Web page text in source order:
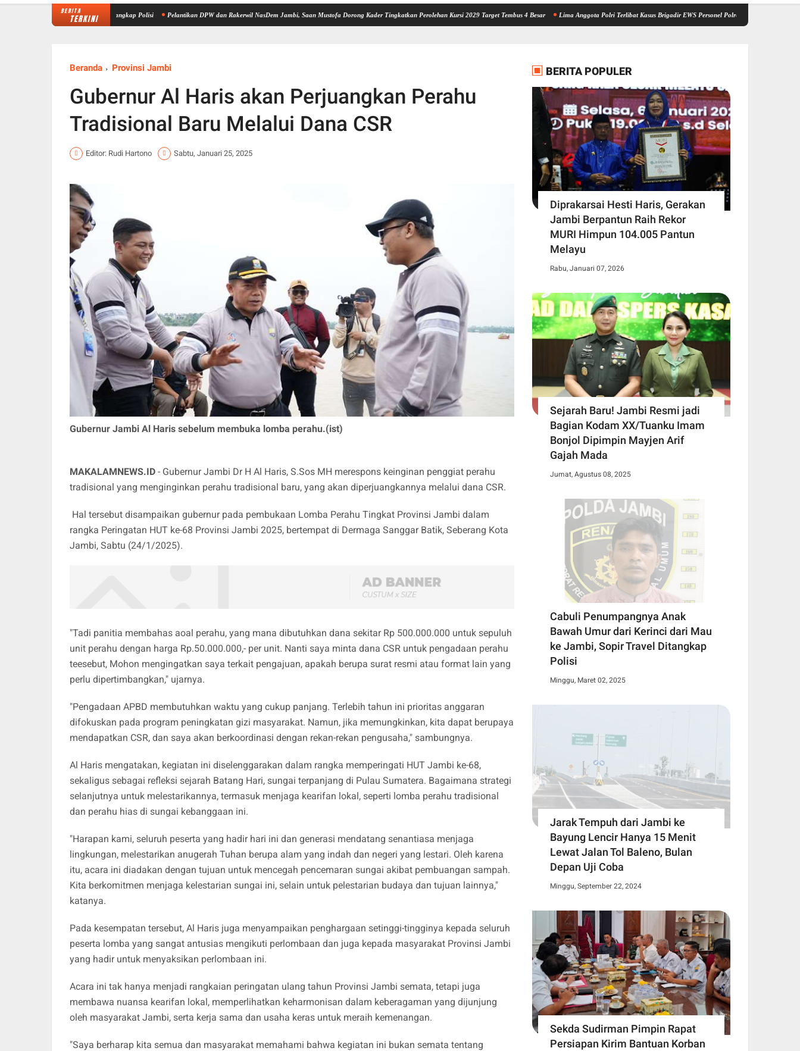
BERITA
TERKINI
Jambi, Tiga Pelaku Ditangkap Polisi Pelantikan DPW dan Rakerwil NasDem Jambi, Saan Mustofa Dorong Kader Tingkatkan Perolehan Kursi 2029 Target Tembus 4 Besar Lima Anggota Polri Terlibat Kasus Brigadir EWS Personel Polres Tanjung Jabung Timur Akhirnya
Beranda Provinsi Jambi
Gubernur Al Haris akan Perjuangkan Perahu
Tradisional Baru Melalui Dana CSR
Editor: Rudi Hartono Sabtu, Januari 25, 2025
Gubernur Jambi Al Haris sebelum membuka lomba perahu.(ist)
MAKALAMNEWS.ID - Gubernur Jambi Dr H Al Haris, S.Sos MH merespons keinginan penggiat perahu
tradisional yang menginginkan perahu tradisional baru, yang akan diperjuangkannya melalui dana CSR.
Hal tersebut disampaikan gubernur pada pembukaan Lomba Perahu Tingkat Provinsi Jambi dalam
rangka Peringatan HUT ke-68 Provinsi Jambi 2025, bertempat di Dermaga Sanggar Batik, Seberang Kota
Jambi, Sabtu (24/1/2025).
"Tadi panitia membahas aoal perahu, yang mana dibutuhkan dana sekitar Rp 500.000.000 untuk sepuluh
unit perahu dengan harga Rp.50.000.000,- per unit. Nanti saya minta dana CSR untuk pengadaan perahu
teesebut, Mohon mengingatkan saya terkait pengajuan, apakah berupa surat resmi atau format lain yang
perlu dipertimbangkan," ujarnya.
"Pengadaan APBD membutuhkan waktu yang cukup panjang. Terlebih tahun ini prioritas anggaran
difokuskan pada program peningkatan gizi masyarakat. Namun, jika memungkinkan, kita dapat berupaya
mendapatkan CSR, dan saya akan berkoordinasi dengan rekan-rekan pengusaha," sambungnya.
Al Haris mengatakan, kegiatan ini diselenggarakan dalam rangka memperingati HUT Jambi ke-68,
sekaligus sebagai refleksi sejarah Batang Hari, sungai terpanjang di Pulau Sumatera. Bagaimana strategi
selanjutnya untuk melestarikannya, termasuk menjaga kearifan lokal, seperti lomba perahu tradisional
dan perahu hias di sungai kebanggaan ini.
"Harapan kami, seluruh peserta yang hadir hari ini dan generasi mendatang senantiasa menjaga
lingkungan, melestarikan anugerah Tuhan berupa alam yang indah dan negeri yang lestari. Oleh karena
itu, acara ini diadakan dengan tujuan untuk mencegah pencemaran sungai akibat pembuangan sampah.
Kita berkomitmen menjaga kelestarian sungai ini, selain untuk pelestarian budaya dan tujuan lainnya,"
katanya.
Pada kesempatan tersebut, Al Haris juga menyampaikan penghargaan setinggi-tingginya kepada seluruh
peserta lomba yang sangat antusias mengikuti perlombaan dan juga kepada masyarakat Provinsi Jambi
yang hadir untuk menyaksikan perlombaan ini.
Acara ini tak hanya menjadi rangkaian peringatan ulang tahun Provinsi Jambi semata, tetapi juga
membawa nuansa kearifan lokal, memperlihatkan keharmonisan dalam keberagaman yang dijunjung
oleh masyarakat Jambi, serta kerja sama dan usaha keras untuk meraih kemenangan.
"Saya berharap kita semua dan masyarakat memahami bahwa kegiatan ini bukan semata tentang
BERITA POPULER
Diprakarsai Hesti Haris, Gerakan
Jambi Berpantun Raih Rekor
MURI Himpun 104.005 Pantun
Melayu
Rabu, Januari 07, 2026
Sejarah Baru! Jambi Resmi jadi
Bagian Kodam XX/Tuanku Imam
Bonjol Dipimpin Mayjen Arif
Gajah Mada
Jumat, Agustus 08, 2025
Cabuli Penumpangnya Anak
Bawah Umur dari Kerinci dari Mau
ke Jambi, Sopir Travel Ditangkap
Polisi
Minggu, Maret 02, 2025
Jarak Tempuh dari Jambi ke
Bayung Lencir Hanya 15 Menit
Lewat Jalan Tol Baleno, Bulan
Depan Uji Coba
Minggu, September 22, 2024
Sekda Sudirman Pimpin Rapat
Persiapan Kirim Bantuan Korban